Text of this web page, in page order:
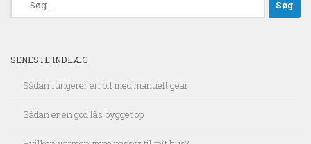
efter:
SENESTE INDLÆG
Sådan fungerer en bil med manuelt gear
Sådan er en god lås bygget op